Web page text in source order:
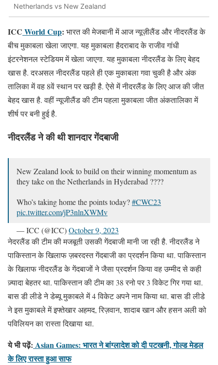
Netherlands vs New Zealand
ICC World Cup: भारत की मेजबानी में आज न्यूज़ीलैंड और नीदरलैंड के
बीच मुकाबला खेला जाएगा. यह मुकाबला हैदराबाद के राजीव गांधी
इंटरनेशनल स्टेडियम में खेला जाएगा. यह मुकाबला नीदरलैंड के लिए बेहद
खास है. दरअसल नीदरलैंड पहले ही एक मुकाबला गवा चुकी है और अंक
तालिका में वह 8वें स्थान पर खड़ी है. ऐसे में नीदरलैंड के लिए आज की जीत
बेहद खास है. वहीं न्यूजीलैंड की टीम पहला मुकाबला जीत अंकतालिका में
शीर्ष पर बनी हुई है.
नीदरलैंड ने की थी शानदार गेंदबाजी
New Zealand look to build on their winning momentum as
they take on the Netherlands in Hyderabad ????
Who’s taking home the points today?#CWC23
pic.twitter.com/jP3nlnXWMv
— ICC (@ICC)October 9, 2023
नेदरलैंड की टीम की मजबूती उसकी गेंदबाजी मानी जा रही है. नीदरलैंड ने
पाकिस्तान के खिलाफ ज़बरदस्त गेंदबाजी का प्रदर्शन किया था. पाकिस्तान
के खिलाफ नीदरलैंड के गेंदबाजों ने जैसा प्रदर्शन किया वह उम्मीद से कही
ज़्यादा बेहतर था. पाकिस्तान की टीम का 38 रनो पर 3 विकेट गिर गया था.
बास डी लीडे ने डेब्यू मुकाबले में 4 विकेट अपने नाम किया था. बास डी लीडे
ने इस मुकाबले में इफ्तेखार अहमद, रिज़वान, शादाब खान और हसन अली को
पविलियन का रास्ता दिखाया था.
ये भी पढ़ें: Asian Games: भारत ने बांग्लादेश को दी पटखनी, गोल्ड मेडल
के लिए रास्ता हुआ साफ